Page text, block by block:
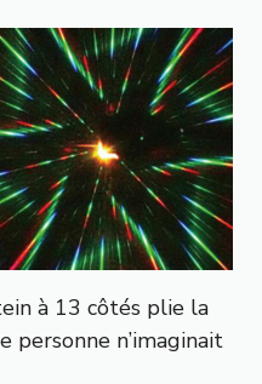
à 13 côtés plie la
personne n’imaginait